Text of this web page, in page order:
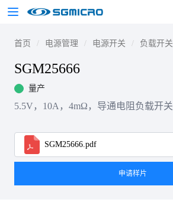
首页 电源管理 电源开关 负载开关
SGM25666
量产
5.5V，10A，4mΩ，导通电阻负载开关
SGM25666.pdf
申请样片